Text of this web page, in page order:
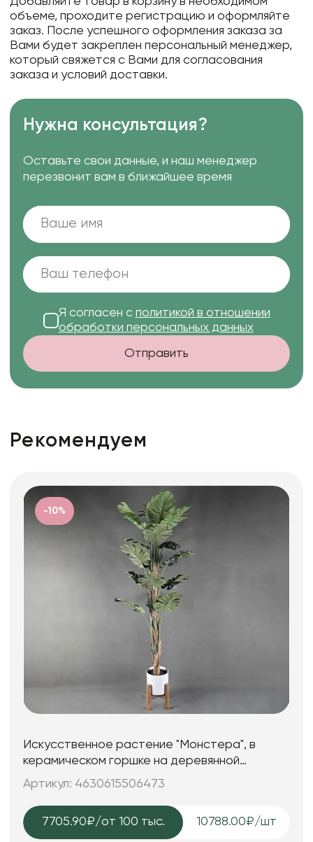
объеме, проходите регистрацию и оформляйте
заказ. После успешного оформления заказа за
Вами будет закреплен персональный менеджер,
который свяжется с Вами для согласования
заказа и условий доставки.
Нужна консультация?
Оставьте свои данные, и наш менеджер
перезвонит вам в ближайшее время
Я согласен с политикой в отношении
обработки персональных данных
Отправить
Рекомендуем
-10%
Искусственное растение "Монстера", в
керамическом горшке на деревянной
подставке, 68,5*200 см.
Артикул: 4630615506473
7705.90₽/от 100 тыс. 10788.00₽/шт